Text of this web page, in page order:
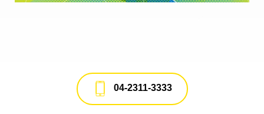
04-2311-3333